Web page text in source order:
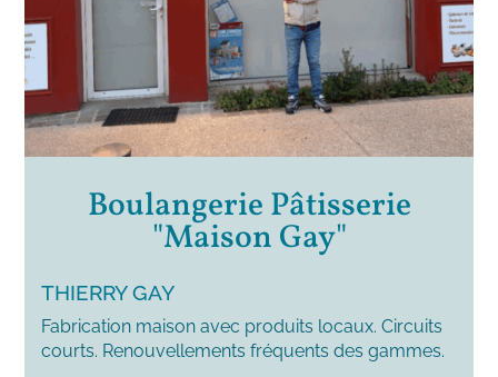
Boulangerie Pâtisserie
"Maison Gay"
THIERRY GAY
Fabrication maison avec produits locaux. Circuits
courts. Renouvellements fréquents des gammes.